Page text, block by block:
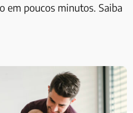
em poucos minutos. Saiba